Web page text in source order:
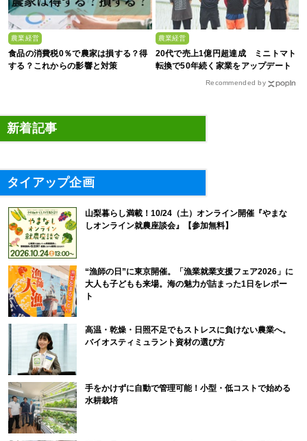
農業経営
食品の消費税0％で農家は損する？得
する？これからの影響と対策
農業経営
20代で売上1億円超達成 ミニトマト
転換で50年続く家業をアップデート
Recommended by
新着記事
タイアップ企画
山梨暮らし満載！10/24（土）オンライン開催『やまな
しオンライン就農座談会』【参加無料】
“漁師の日”に東京開催。「漁業就業支援フェア2026」に
大人も子どもも来場。海の魅力が詰まった1日をレポー
ト
高温・乾燥・日照不足でもストレスに負けない農業へ。
バイオスティミュラント資材の選び方
手をかけずに自動で管理可能！小型・低コストで始める
水耕栽培